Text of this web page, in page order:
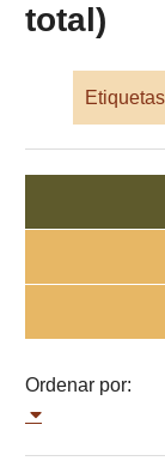
total)
Ordenar por: